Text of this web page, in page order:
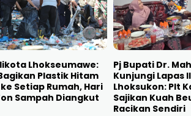
Lhokseumawe:
Plastik Hitam
Setiap Rumah, Hari
Sampah Diangkut
Pj Bupati Dr.
Kunjungi Lapas
Lhoksukon: Plt
Sajikan Kuah
Racikan Sendiri